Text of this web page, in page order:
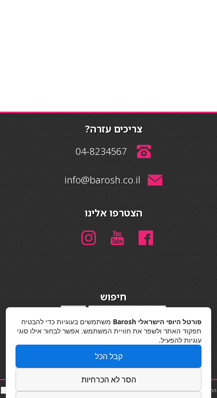
צריכים עזרה?
04-8234567
info@barosh.co.il
הצטרפו אלינו
חיפוש
מדיניות פרטיות
החלקות שיער|תאורה לבית|פאות ותוספות שיער|נייל סטודיו|תוספות שיער|שף פרטי|כ
סאות
פורטל היופי הישראלי Barosh
משתמשים בעוגיות כדי להבטיח
תפקוד האתר ולשפר את חוויית המשתמש. אפשר לבחור אילו סוגי
עוגיות להפעיל.
קבל הכל
הסר לא הכרחיות